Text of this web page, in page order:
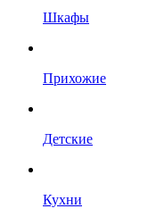
Шкафы
Прихожие
Детские
Кухни